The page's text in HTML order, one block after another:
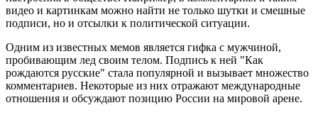
видео и картинкам можно найти не только шутки и смешные
подписи, но и отсылки к политической ситуации.
Одним из известных мемов является гифка с мужчиной,
пробивающим лед своим телом. Подпись к ней "Как
рождаются русские" стала популярной и вызывает множество
комментариев. Некоторые из них отражают международные
отношения и обсуждают позицию России на мировой арене.